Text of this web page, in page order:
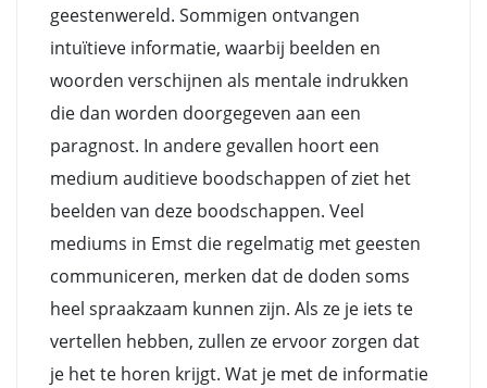
geestenwereld. Sommigen ontvangen
intuïtieve informatie, waarbij beelden en
woorden verschijnen als mentale indrukken
die dan worden doorgegeven aan een
paragnost. In andere gevallen hoort een
medium auditieve boodschappen of ziet het
beelden van deze boodschappen. Veel
mediums in Emst die regelmatig met geesten
communiceren, merken dat de doden soms
heel spraakzaam kunnen zijn. Als ze je iets te
vertellen hebben, zullen ze ervoor zorgen dat
je het te horen krijgt. Wat je met de informatie